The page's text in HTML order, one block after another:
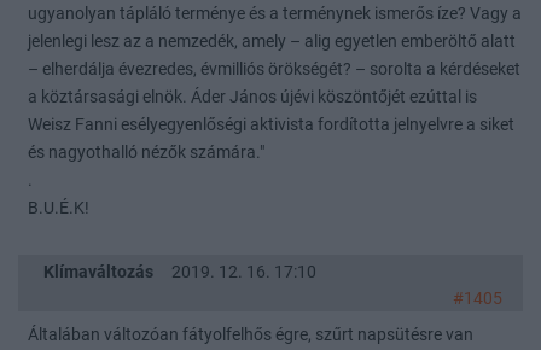
ugyanolyan tápláló terménye és a terménynek ismerős íze? Vagy a
jelenlegi lesz az a nemzedék, amely – alig egyetlen emberöltő alatt
– elherdálja évezredes, évmilliós örökségét? – sorolta a kérdéseket
a köztársasági elnök. Áder János újévi köszöntőjét ezúttal is
Weisz Fanni esélyegyenlőségi aktivista fordította jelnyelvre a siket
és nagyothalló nézők számára."
.
B.U.É.K!
Klímaváltozás
2019. 12. 16. 17:10
#1405
Általában változóan fátyolfelhős égre, szűrt napsütésre van